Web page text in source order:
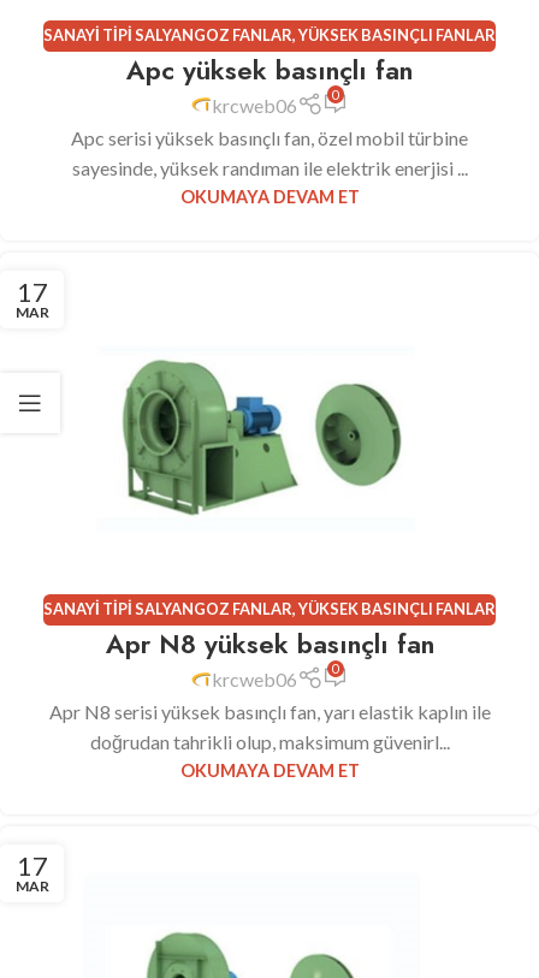
SANAYI TIPI SALYANGOZ FANLAR,YÜKSEK BASINÇLI FANLAR
Apc yüksek basınçlı fan
krcweb06 0
Apc serisi yüksek basınçlı fan, özel mobil türbine
sayesinde, yüksek randıman ile elektrik enerjisi ...
OKUMAYA DEVAM ET
17
MAR
SANAYI TIPI SALYANGOZ FANLAR,YÜKSEK BASINÇLI FANLAR
Apr N8 yüksek basınçlı fan
krcweb06 0
Apr N8 serisi yüksek basınçlı fan, yarı elastik kaplın ile
doğrudan tahrikli olup, maksimum güvenirl...
OKUMAYA DEVAM ET
17
MAR